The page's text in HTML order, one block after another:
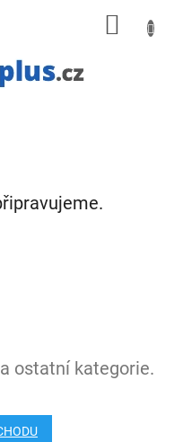
ostatní kategorie.